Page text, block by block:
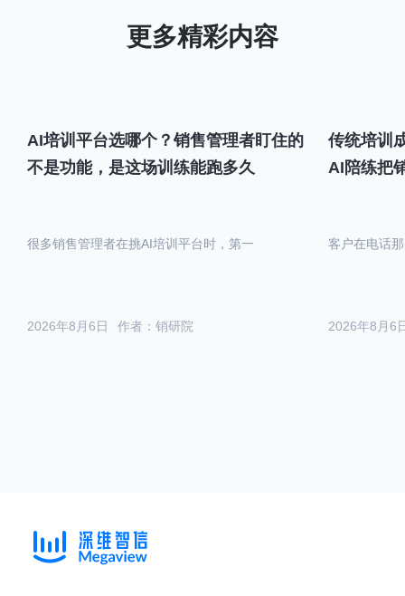
AI培训平台选哪个？销售管理者盯住的
不是功能，是这场训练能跑多久
作者：销研院
2026年8月6日
很多销售管理者在挑AI培训平台时，第一
传统培训
AI陪练把
2026年8月6
客户在电话